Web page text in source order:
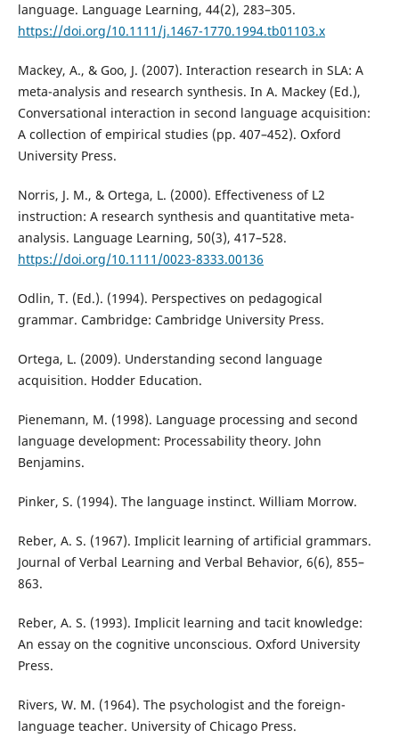
language. Language Learning, 44(2), 283–305.
https://doi.org/10.1111/j.1467-1770.1994.tb01103.x
Mackey, A., & Goo, J. (2007). Interaction research in SLA: A
meta-analysis and research synthesis. In A. Mackey (Ed.),
Conversational interaction in second language acquisition:
A collection of empirical studies (pp. 407–452). Oxford
University Press.
Norris, J. M., & Ortega, L. (2000). Effectiveness of L2
instruction: A research synthesis and quantitative meta-
analysis. Language Learning, 50(3), 417–528.
https://doi.org/10.1111/0023-8333.00136
Odlin, T. (Ed.). (1994). Perspectives on pedagogical
grammar. Cambridge: Cambridge University Press.
Ortega, L. (2009). Understanding second language
acquisition. Hodder Education.
Pienemann, M. (1998). Language processing and second
language development: Processability theory. John
Benjamins.
Pinker, S. (1994). The language instinct. William Morrow.
Reber, A. S. (1967). Implicit learning of artificial grammars.
Journal of Verbal Learning and Verbal Behavior, 6(6), 855–
863.
Reber, A. S. (1993). Implicit learning and tacit knowledge:
An essay on the cognitive unconscious. Oxford University
Press.
Rivers, W. M. (1964). The psychologist and the foreign-
language teacher. University of Chicago Press.